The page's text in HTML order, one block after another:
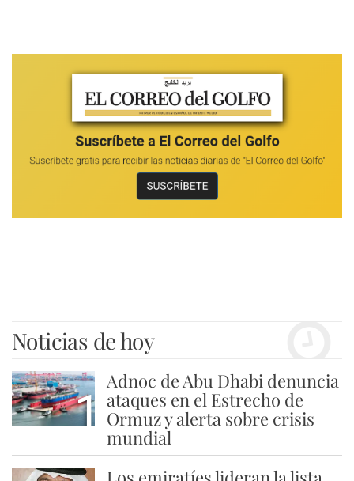
Noticias de hoy
1
Adnoc de Abu Dhabi denuncia
ataques en el Estrecho de
Ormuz y alerta sobre crisis
mundial